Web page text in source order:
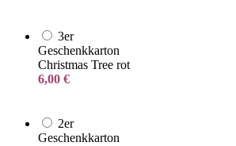
3er
Geschenkkarton
Christmas Tree rot
6,00 €
2er
Geschenkkarton